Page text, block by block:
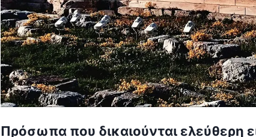
Πρόσωπα που δικαιούνται ελεύθερη